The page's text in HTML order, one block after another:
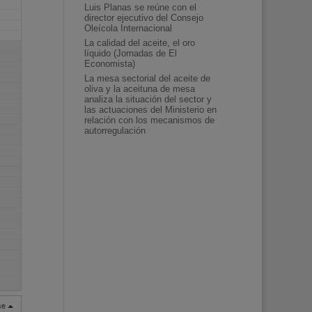
Luis Planas se reúne con el
director ejecutivo del Consejo
Oleícola Internacional
La calidad del aceite, el oro
líquido (Jornadas de El
Economista)
La mesa sectorial del aceite de
oliva y la aceituna de mesa
analiza la situación del sector y
las actuaciones del Ministerio en
relación con los mecanismos de
autorregulación